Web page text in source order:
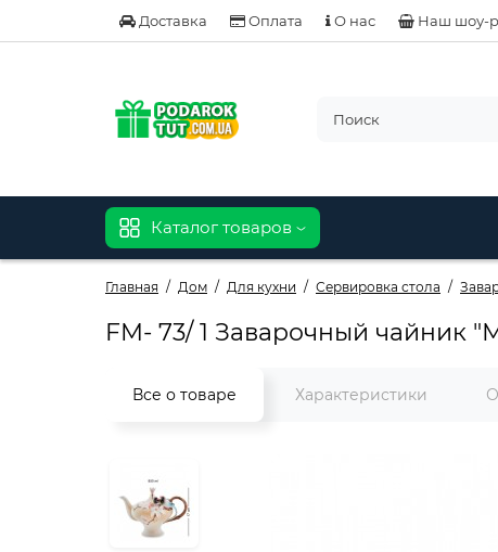
Доставка Оплата О нас Наш шоу-
Каталог товаров
Главная Дом Для кухни Сервировка стола
FM- 73/ 1 Заварочный чайник
Все о товаре Характеристики